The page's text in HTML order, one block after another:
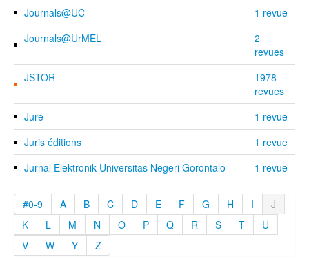
Journals@UC
1 revue
Journals@UrMEL
2
revues
JSTOR
1978
revues
Jure
1 revue
Juris éditions
1 revue
Jurnal Elektronik Universitas Negeri Gorontalo
1 revue
#0-9 A B C D E F G H I
J
K
L M N O P Q R S T
U
V
W Y Z